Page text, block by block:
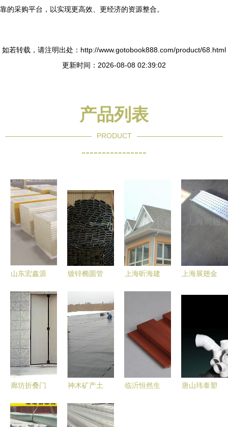
靠的采购平台，以实现更高效、更经济的资源整合。
如若转载，请注明出处：http://www.gotobook888.com/product/68.html
更新时间：2026-08-08 02:39:02
产品列表
PRODUCT
----------------
山东宏鑫源
品质建筑的
坚实选择
镀锌椭圆管
厂家直销助
力建筑建材
高效采购
上海昕海建
行业的应用
上海展翅金
全览
廊坊折叠门
大型及工业
神木矿产土
择 山东建
临沂恒然生
唐山玮泰塑